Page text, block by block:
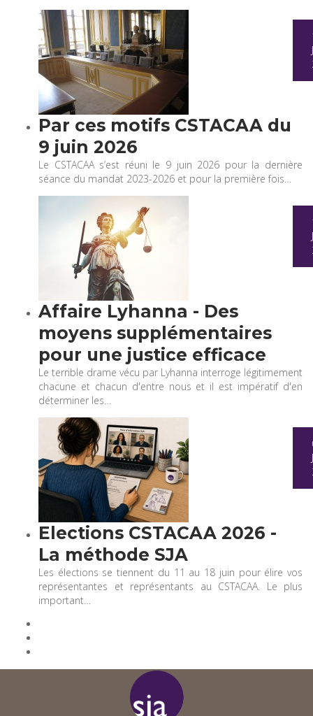
Par ces motifs CSTACAA du
9 juin 2026
Le CSTACAA s’est réuni le 9 juin 2026 pour la dernière
séance du mandat 2023-2026 et pour la première fois…
Affaire Lyhanna - Des
moyens supplémentaires
pour une justice efficace
Le terrible drame vécu par Lyhanna interroge légitimement
chacune et chacun d'entre nous et il est impératif d'en
déterminer les…
Elections CSTACAA 2026 -
La méthode SJA
Les élections se tiennent du 11 au 18 juin pour élire vos
représentantes et représentants au CSTACAA. Le plus
important…